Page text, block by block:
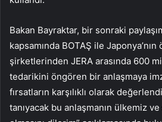
Bakan Bayraktar, bir sonraki
kapsamında BOTAŞ ile
şirketlerinden JERA arasında 600
tedarikini öngören bir anlaşmaya
fırsatların karşılıklı olarak
tanıyacak bu anlaşmanın ülkemiz ve